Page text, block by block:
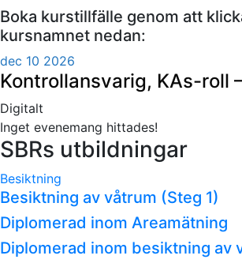
Boka kurstillfälle genom att
kursnamnet nedan:
dec 10 2026
Kontrollansvarig, KAs-roll
Digitalt
Inget evenemang hittades!
SBRs utbildningar
Besiktning
Besiktning av våtrum (Steg 1)
Diplomerad inom Areamätning
Diplomerad inom besiktning av